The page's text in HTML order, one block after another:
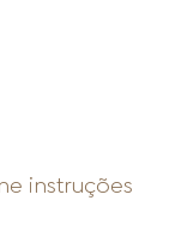
instruções